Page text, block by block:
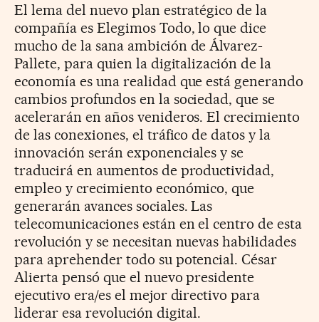
El lema del nuevo plan estratégico de la
compañía es Elegimos Todo, lo que dice
mucho de la sana ambición de Álvarez-
Pallete, para quien la digitalización de la
economía es una realidad que está generando
cambios profundos en la sociedad, que se
acelerarán en años venideros. El crecimiento
de las conexiones, el tráfico de datos y la
innovación serán exponenciales y se
traducirá en aumentos de productividad,
empleo y crecimiento económico, que
generarán avances sociales. Las
telecomunicaciones están en el centro de esta
revolución y se necesitan nuevas habilidades
para aprehender todo su potencial. César
Alierta pensó que el nuevo presidente
ejecutivo era/es el mejor directivo para
liderar esa revolución digital.